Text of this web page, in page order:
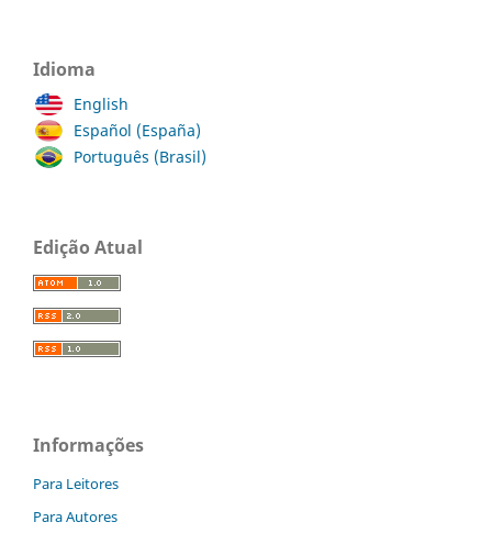
Idioma
English
Español (España)
Português (Brasil)
Edição Atual
Informações
Para Leitores
Para Autores